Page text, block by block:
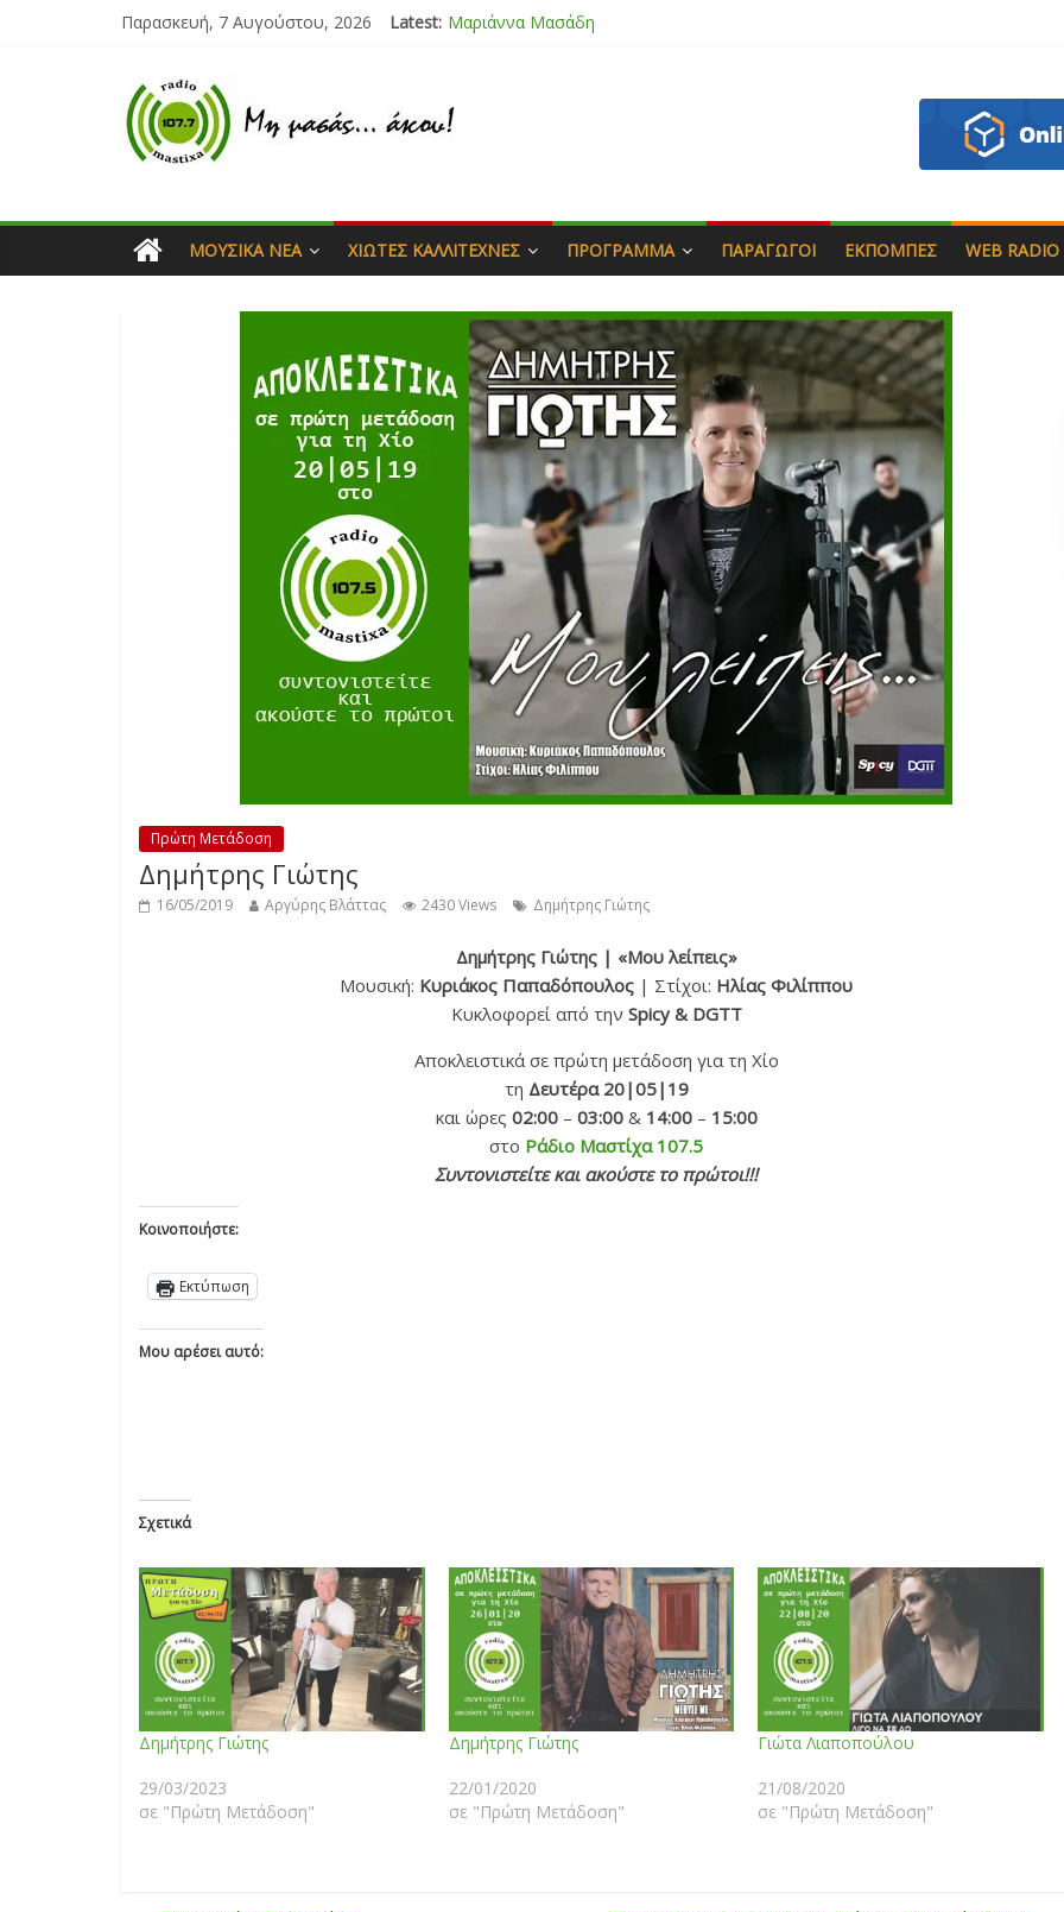
Παρασκευή, 7 Αυγούστου, 2026 Latest: Μαριάννα Μασάδη
Ιορδάνης Αγαπητός
ΜΟΥΣΙΚΆ ΝΈΑ ΧΙΏΤΕΣ ΚΑΛΛΙΤΈΧΝΕΣ ΠΡΌΓΡΑΜΜΑ ΠΑΡΑΓΩΓΟΊ ΕΚΠΟΜΠΈΣ WEB RADIO
Πρώτη Μετάδοση
Δημήτρης Γιώτης
16/05/2019 Αργύρης Βλάττας 2430 Views Δημήτρης Γιώτης
Δημήτρης Γιώτης | «Μου λείπεις»
Μουσική: Κυριάκος Παπαδόπουλος | Στίχοι: Ηλίας Φιλίππου
Κυκλοφορεί από την Spicy & DGTT
Αποκλειστικά σε πρώτη μετάδοση για τη Χίο
τη Δευτέρα 20|05|19
και ώρες 02:00 – 03:00& 14:00 – 15:00
στο Ράδιο Μαστίχα 107.5
Συντονιστείτε και ακούστε το πρώτοι!!!
Κοινοποιήστε:
Εκτύπωση
Μου αρέσει αυτό:
Σχετικά
Δημήτρης Γιώτης
29/03/2023
σε "Πρώτη Μετάδοση"
Δημήτρης Γιώτης
22/01/2020
σε "Πρώτη Μετάδοση"
Γιώτα Λιαποπούλου
21/08/2020
σε "Πρώτη Μετάδοση"